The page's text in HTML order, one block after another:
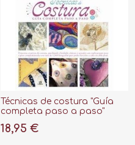
Técnicas de costura "Guía
completa paso a paso"
18,95 €